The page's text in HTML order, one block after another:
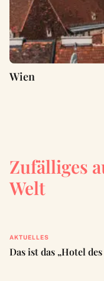
Wien
Zufälliges
Welt
AKTUELLES
Das ist das „Hotel